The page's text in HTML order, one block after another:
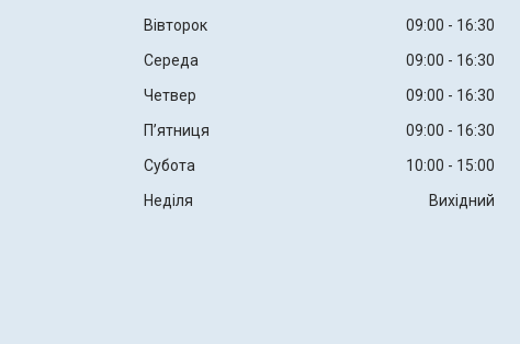
Вівторок
09:00
16:30
Середа
09:00
16:30
Четвер
09:00
16:30
Пʼятниця
09:00
16:30
Субота
10:00
15:00
Неділя
Вихідний